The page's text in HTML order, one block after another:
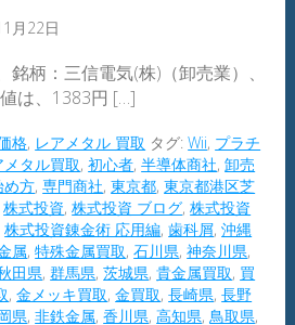
月22日
銘柄：三信電気(株)（卸売業）、
は、1383円 […]
格, レアメタル 買取 タグ:Wii, プラチ
メタル買取,初心者,半導体商社,卸売
め方,専門商社,東京都,東京都港区芝
株式投資,株式投資 ブログ,株式投資
株式投資錬金術 応用編,歯科屑,沖縄
属,特殊金属買取,石川県,神奈川県,
田県,群馬県,茨城県,貴金属買取, 買
,金メッキ買取,金買取,長崎県,長野
県,非鉄金属,香川県,高知県,鳥取県,